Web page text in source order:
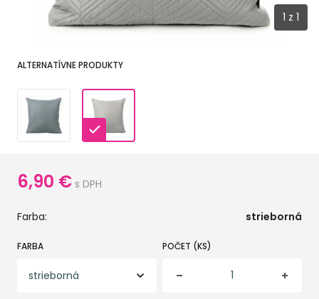
1 z 1
ALTERNATÍVNE PRODUKTY
6,90 € s DPH
Farba: strieborná
FARBA POČET (KS)